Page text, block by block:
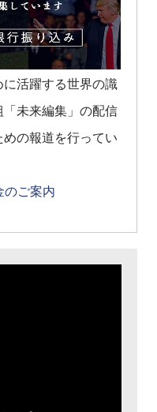
に活躍する世界の識
未来編集」の配信
の報道を行ってい
のご案内